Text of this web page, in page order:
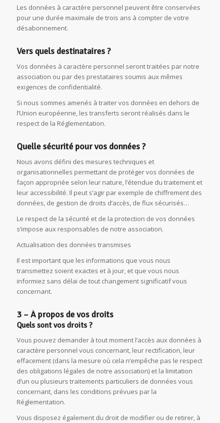
Les données à caractère personnel peuvent être conservées
pour une durée maximale de trois ans à compter de votre
désabonnement.
Vers quels destinataires ?
Vos données à caractère personnel seront traitées par notre
association ou par des prestataires soumis aux mêmes
exigences de confidentialité.
Si nous sommes amenés à traiter vos données en dehors de
l’Union européenne, les transferts seront réalisés dans le
respect de la Réglementation.
Quelle sécurité pour vos données ?
Nous avons défini des mesures techniques et
organisationnelles permettant de protéger vos données de
façon appropriée selon leur nature, l’étendue du traitement et
leur accessibilité. Il peut s’agir par exemple de chiffrement des
données, de gestion de droits d’accès, de flux sécurisés…
Le respect de la sécurité et de la protection de vos données
s’impose aux responsables de notre association.
Actualisation des données transmises
Il est important que les informations que vous nous
transmettez soient exactes et à jour, et que vous nous
informiez sans délai de tout changement significatif vous
concernant.
3 – À propos de vos droits
Quels sont vos droits ?
Vous pouvez demander à tout moment l’accès aux données à
caractère personnel vous concernant, leur rectification, leur
effacement (dans la mesure où cela n’empêche pas le respect
des obligations légales de notre association) et la limitation
d’un ou plusieurs traitements particuliers de données vous
concernant, dans les conditions prévues par la
Réglementation.
Vous disposez également du droit de modifier ou de retirer, à